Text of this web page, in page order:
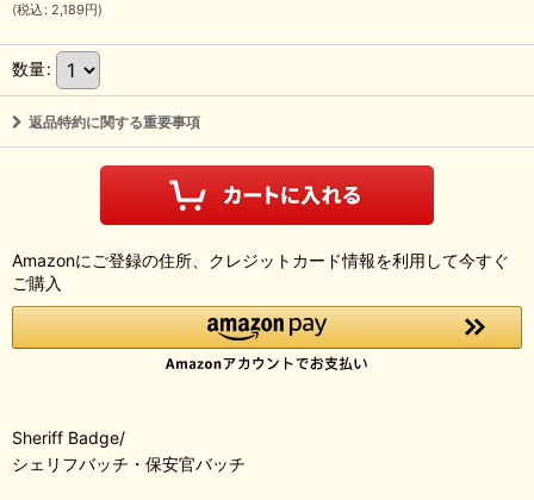
(税込 : 2,189円)
数量:
返品特約に関する重要事項
Amazonにご登録の住所、クレジットカード情報を利用して今すぐ
ご購入
Sheriff Badge/
シェリフバッチ・保安官バッチ